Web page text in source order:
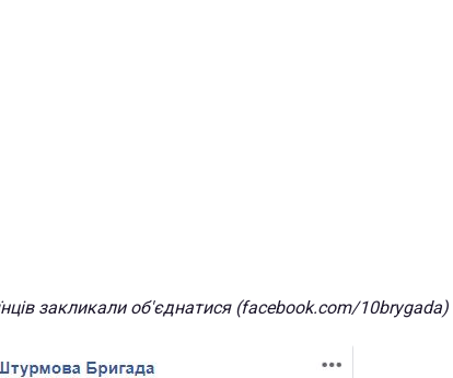
закликали об'єднатися (facebook.com/10brygada)